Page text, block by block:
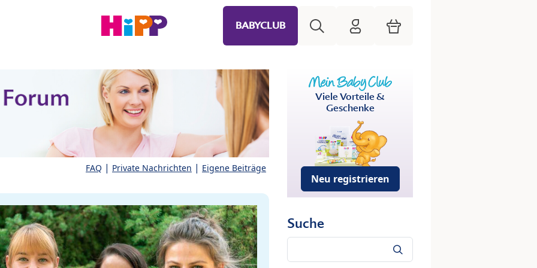
BABYCLUB HiPP Mein Babyclub
Warenkorb
FAQ | Private Nachrichten | Eigene Beiträge
Viele Vorteile &
Geschenke
Neu registrieren
Suche